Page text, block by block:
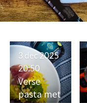
Verse
pasta met
3 dec 2025
20:50